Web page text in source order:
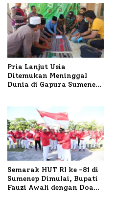
Pria Lanjut Usia
Ditemukan Meninggal
Dunia di Gapura Sumenep,
Semarak HUT RI ke -81 di
Sumenep Dimulai, Bupati
Fauzi Awali dengan Doa